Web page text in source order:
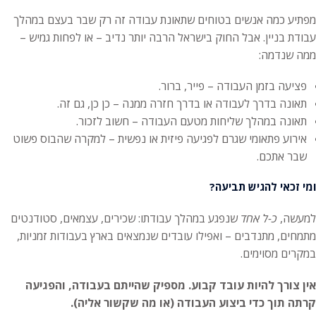
מפתיע כמה אנשים בטוחים שתאונת עבודה זה רק שבר בעצם במהלך
עבודת בניין. אבל החוק בישראל הרבה יותר נדיב – או לפחות גמיש –
ממה שנדמה:
פציעה בזמן העבודה – פייר, ברור.
תאונה בדרך לעבודה או בדרך חזרה ממנה – כן כן, גם זה.
תאונה במהלך שליחות מטעם העבודה – חשוב לזכור.
אירוע פתאומי שגרם לפגיעה פיזית או נפשית – למקרה שהבוס פשוט
שבר אתכם.
ומי זכאי להגיש תביעה?
למעשה, כ-ל אחד שנפגע במהלך עבודתו: שכירים, עצמאים, סטודנטים
מתמחים, מתנדבים – ואפילו עובדים שנמצאים בארץ בעבודות זמניות,
במקרים מסוימים.
אין צורך להיות עובד קבוע. מספיק שהייתם בעבודה, והפגיעה
קרתה תוך כדי ביצוע העבודה (או מה שקשור אליה).